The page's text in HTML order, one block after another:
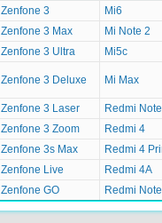
Zenfone 3
Mi6
Zenfone 3 Max
Mi Note 2
Zenfone 3 Ultra
Mi5c
Zenfone 3 Deluxe Mi Max
Zenfone 3 Laser
Redmi
Zenfone 3 Zoom
Redmi 4
Zenfone 3s Max
Redmi 4
Zenfone Live
Redmi 4A
Zenfone GO Redmi